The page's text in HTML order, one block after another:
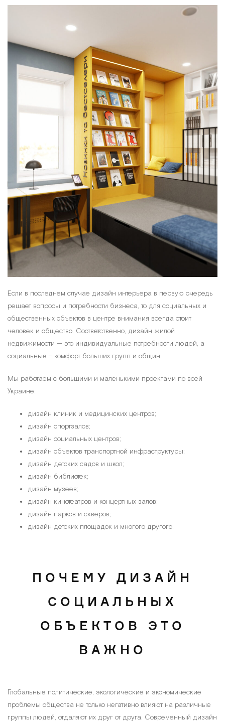
Если в последнем случае дизайн интерьера в первую очередь
решает вопросы и потребности бизнеса, то для социальных и
общественных объектов в центре внимания всегда стоит
человек и общество. Соответственно, дизайн жилой
недвижимости — это индивидуальные потребности людей, а
социальные – комфорт больших групп и общин.
Мы работаем с большими и маленькими проектами по всей
Украине:
дизайн клиник и медицинских центров;
дизайн спортзалов;
дизайн социальных центров;
дизайн объектов транспортной инфраструктуры;
дизайн детских садов и школ;
дизайн библиотек;
дизайн музеев;
дизайн кинотеатров и концертных залов;
дизайн парков и скверов;
дизайн детских площадок и многого другого.
ПОЧЕМУ ДИЗАЙН
СОЦИАЛЬНЫХ
ОБЪЕКТОВ ЭТО
ВАЖНО
Глобальные политические, экологические и экономические
проблемы общества не только негативно влияют на различные
группы людей, отдаляют их друг от друга. Современный дизайн